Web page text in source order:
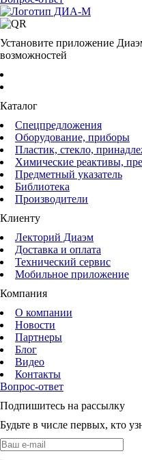
Установите приложение
возможностей
Каталог
Спецпредложения
Оборудование, приборы
Пластик, стекло,
Химические реактивы,
Предметный указатель
Библиотека
Производители
Клиенту
Лекторий Диаэм
Доставка и оплата
Технический сервис
Мобильное приложение
Компания
О компании
Новости
Партнеры
Блог
Видео
Контакты
Вопрос-ответ
Подпишитесь на рассылку
Будьте в числе первых, кто